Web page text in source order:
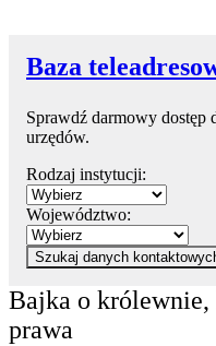
Baza
Sprawdź darmowy dostęp
urzędów.
Rodzaj instytucji:
Województwo:
Szukaj danych
Bajka o królewnie,
prawa